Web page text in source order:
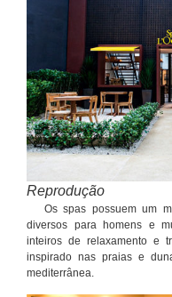
Reprodução
Os spas possuem um
diversos para homens e
inteiros de relaxamento e
inspirado nas praias e
mediterrânea.